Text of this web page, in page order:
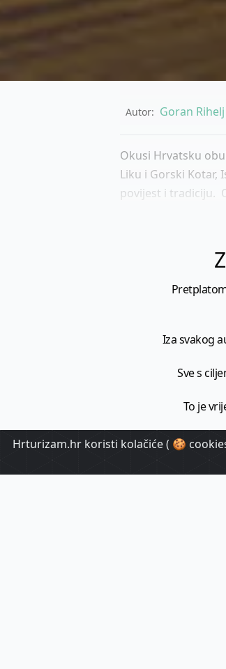
Autor: Goran Rihelj
Okusi Hrvatsku
Liku i Gorski Kotar,
povijest i tradiciju.
Iza svakog
Sve s
To je
Hrturizam.hr koristi kolačiće ( 🍪